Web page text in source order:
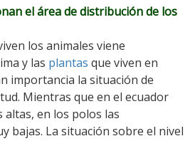
el área de distribución de los
los animales viene
y las plantas que viven en
importancia la situación de
Mientras que en el ecuador
en los polos las
bajas. La situación sobre el nivel